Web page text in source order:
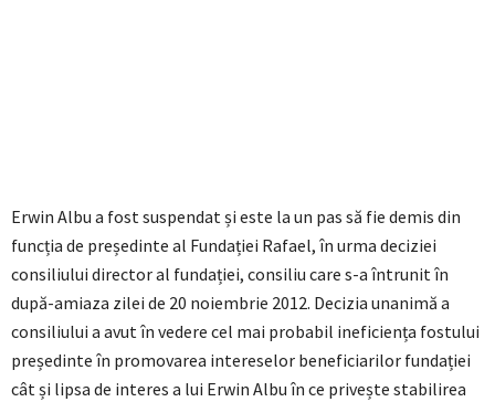
Erwin Albu a fost suspendat și este la un pas să fie demis din
funcția de președinte al Fundației Rafael, în urma deciziei
consiliului director al fundației, consiliu care s-a întrunit în
după-amiaza zilei de 20 noiembrie 2012. Decizia unanimă a
consiliului a avut în vedere cel mai probabil ineficiența fostului
președinte în promovarea intereselor beneficiarilor fundației
cât și lipsa de interes a lui Erwin Albu în ce privește stabilirea